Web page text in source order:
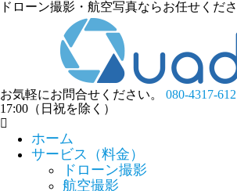
ドローン撮影・航空写真ならお任せくださ
お気軽にお問合せください。 080-4317-
17:00（日祝を除く）
ホーム
サービス（料金）
ドローン撮影
航空撮影